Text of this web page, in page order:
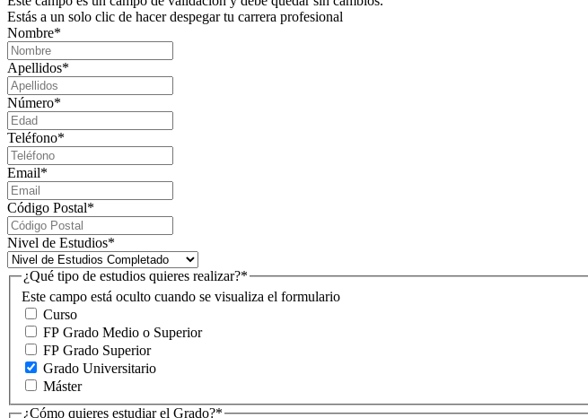
Estás a un solo clic de hacer despegar tu carrera profesional
Nombre*
Apellidos*
Número*
Teléfono*
Email*
Código Postal*
Nivel de Estudios*
Este campo está oculto cuando se visualiza el formulario
¿Qué tipo de estudios quieres realizar?*
Curso
FP Grado Medio o Superior
FP Grado Superior
Grado Universitario
Máster
¿Cómo quieres estudiar el Grado?*